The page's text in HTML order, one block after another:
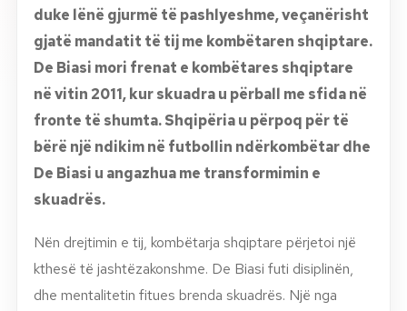
duke lënë gjurmë të pashlyeshme, veçanërisht
gjatë mandatit të tij me kombëtaren shqiptare.
De Biasi mori frenat e kombëtares shqiptare
në vitin 2011, kur skuadra u përball me sfida në
fronte të shumta. Shqipëria u përpoq për të
bërë një ndikim në futbollin ndërkombëtar dhe
De Biasi u angazhua me transformimin e
skuadrës.
Nën drejtimin e tij, kombëtarja shqiptare përjetoi një
kthesë të jashtëzakonshme. De Biasi futi disiplinën,
dhe mentalitetin fitues brenda skuadrës. Një nga